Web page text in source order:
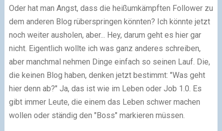
Oder hat man Angst, dass die heißumkämpften Follower zu
dem anderen Blog rüberspringen könnten? Ich könnte jetzt
noch weiter ausholen, aber... Hey, darum geht es hier gar
nicht. Eigentlich wollte ich was ganz anderes schreiben,
aber manchmal nehmen Dinge einfach so seinen Lauf. Die,
die keinen Blog haben, denken jetzt bestimmt: "Was geht
hier denn ab?" Ja, das ist wie im Leben oder Job 1.0. Es
gibt immer Leute, die einem das Leben schwer machen
wollen oder ständig den "Boss" markieren müssen.